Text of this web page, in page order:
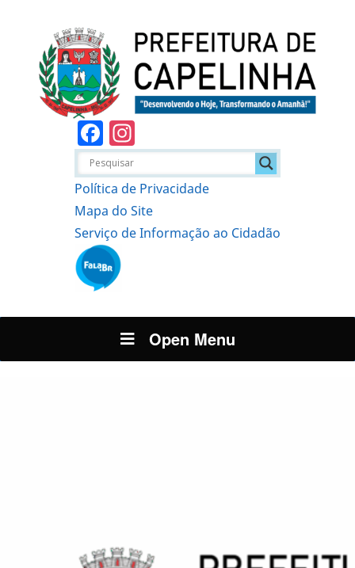
Facebook
Política de Privacidade
Mapa do Site
Serviço de Informação ao Cidadão
Open Menu